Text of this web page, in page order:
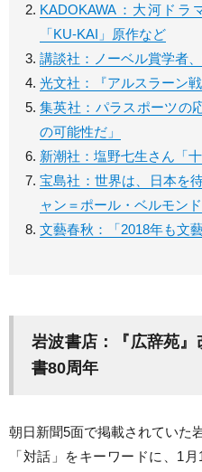
KADOKAWA：大河ド
「KU-KAI」原作など
講談社：ノーベル賞学者
光文社：『アルスラーン戦
集英社：パラスポーツの
の可能性だ」
新潮社：塩野七生さん「十
宝島社：世界は、日本を
ャン＝ポール・ベルモンド
文藝春秋：「2018年も文
岩波書店：『広辞苑
書80周年
朝日新聞5面で掲載されていた
「対話」をキーワードに、1